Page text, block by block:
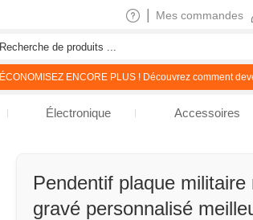
Pendentif plaque militaire
gravé personnalisé
Mes commandes
ÉCONOMISEZ ENCORE PLUS ! Découvrez comment
Électronique Accessoires